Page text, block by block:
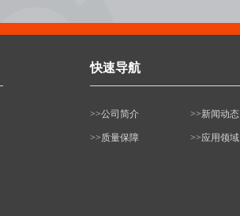
快速导航
>>公司简介 >>新闻动态
>>质量保障 >>应用领域